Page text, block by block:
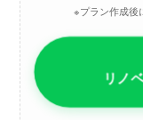
※プラン作成後
リノ